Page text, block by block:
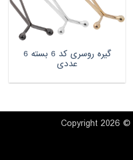
گیره روسری کد 6 بسته 6
عددی
Copyright 2026 ©